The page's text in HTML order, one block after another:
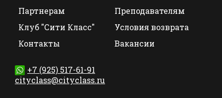
Партнерам
Преподавателям
Клуб "Сити Класс"
Условия возврата
Контакты
Вакансии
+7 (925) 517-61-91
cityclass@cityclass.ru